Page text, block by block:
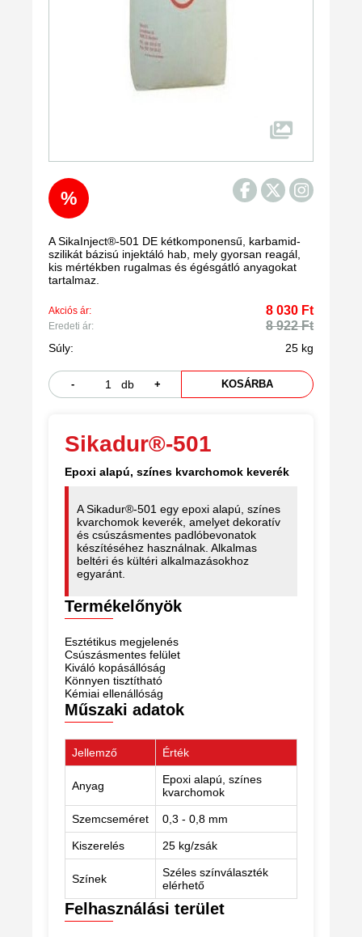
%
A SikaInject®-501 DE kétkomponensű, karbamid-
szilikát bázisú injektáló hab, mely gyorsan reagál,
kis mértékben rugalmas és égésgátló anyagokat
tartalmaz.
Akciós ár: 8 030 Ft
Eredeti ár: 8 922 Ft
Súly: 25 kg
- db + KOSÁRBA
Sikadur®-501
Epoxi alapú, színes kvarchomok keverék
A Sikadur®-501 egy epoxi alapú, színes
kvarchomok keverék, amelyet dekoratív
és csúszásmentes padlóbevonatok
készítéséhez használnak. Alkalmas
beltéri és kültéri alkalmazásokhoz
egyaránt.
Termékelőnyök
Esztétikus megjelenés
Csúszásmentes felület
Kiváló kopásállóság
Könnyen tisztítható
Kémiai ellenállóság
Műszaki adatok
Jellemző Érték
Anyag
Epoxi alapú, színes
kvarchomok
Szemcseméret 0,3 - 0,8 mm
Kiszerelés 25 kg/zsák
Színek
Széles színválaszték
elérhető
Felhasználási terület